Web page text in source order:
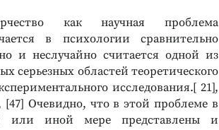
как научная проблема
в психологии сравнительно
и не​случайно считается одной из
серьезных областей теоретического
исследования.[ 21],
[47] Очевидно, что в этой проблеме в
или иной мере представлены и